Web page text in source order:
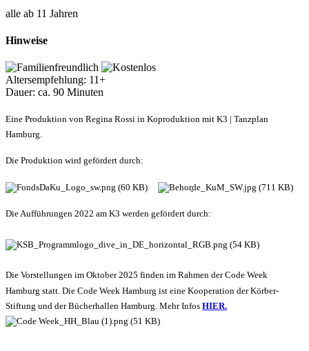
alle ab 11 Jahren
Hinweise
Altersempfehlung: 11+
Dauer: ca. 90 Minuten
Eine Produktion von Regina Rossi in Koproduktion mit K3 | Tanzplan
Hamburg.
Die Produktion wird gefördert durch:
Die Aufführungen 2022 am K3 werden gefördert durch:
Die Vorstellungen im Oktober 2025 finden im Rahmen der Code Week
Hamburg statt. Die Code Week Hamburg ist eine Kooperation der Körber-
Stiftung und der Bücherhallen Hamburg. Mehr Infos HIER.